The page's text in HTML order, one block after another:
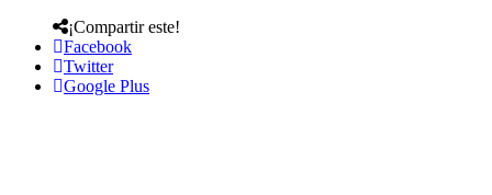
¡Compartir este!
Facebook
Twitter
Google Plus